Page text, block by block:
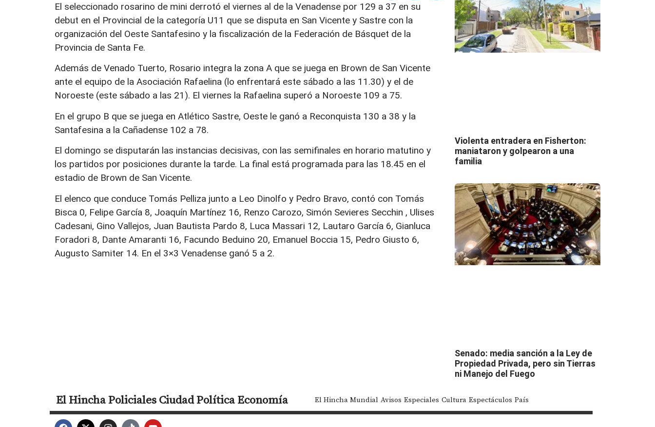
El seleccionado rosarino de mini derrotó el viernes al de la Venadense por 129 a 37 en su
debut en el Provincial de la categoría U11 que se disputa en San Vicente y Sastre con la
organización del Oeste Santafesino y la fiscalización de la Federación de Básquet de la
Provincia de Santa Fe.
Además de Venado Tuerto, Rosario integra la zona A que se juega en Brown de San Vicente
ante el equipo de la Asociación Rafaelina (lo enfrentará este sábado a las 11.30) y el de
Noroeste (este sábado a las 21). El viernes la Rafaelina superó a Noroeste 109 a 75.
En el grupo B que se juega en Atlético Sastre, Oeste le ganó a Reconquista 130 a 38 y la
Santafesina a la Cañadense 102 a 78.
El domingo se disputarán las instancias decisivas, con las semifinales en horario matutino y
los partidos por posiciones durante la tarde. La final está programada para las 18.45 en el
estadio de Brown de San Vicente.
El elenco que conduce Tomás Pelliza junto a Leo Dinolfo y Pedro Bravo, contó con Tomás
Bisca 0, Felipe García 8, Joaquín Martínez 16, Renzo Carozo, Simón Sevieres Secchin , Ulises
Cadesani, Gino Vallejos, Juan Bautista Pardo 8, Luca Massari 12, Lautaro García 6, Gianluca
Foradori 8, Dante Amaranti 16, Facundo Beduino 20, Emanuel Boccia 15, Pedro Giusto 6,
Augusto Samiter 14. En el 3×3 Venadense ganó 5 a 2.
Violenta entradera en Fisherton:
maniataron y golpearon a una
familia
Senado: media sanción a la Ley de
Propiedad Privada, pero sin Tierras
ni Manejo del Fuego
El HinchaPolicialesCiudadPolíticaEconomía El Hincha Mundial Avisos Especiales Cultura Espectáculos País